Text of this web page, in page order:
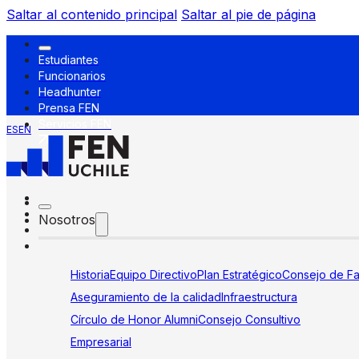
Saltar al contenido principal Saltar al pie de página
Estudiantes
Funcionarios
Headhunter
Prensa FEN
ESEN
Nosotros
HistoriaEquipo DirectivoPlan EstratégicoConsejo de
Aseguramiento de la calidadInfraestructura
Círculo de Honor AlumniConsejo Consultivo
Empresarial